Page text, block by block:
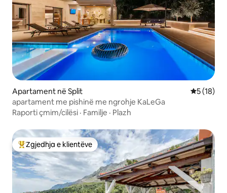
Apartament në Split Vlerësimi
5 (18)
apartament me pishinë me ngrohje KaLeGa
Raporti çmim/cilësi · Familje · Plazh
Më të mirat e zgjedhjeve të klientëve
Zgjedhja e klientëve